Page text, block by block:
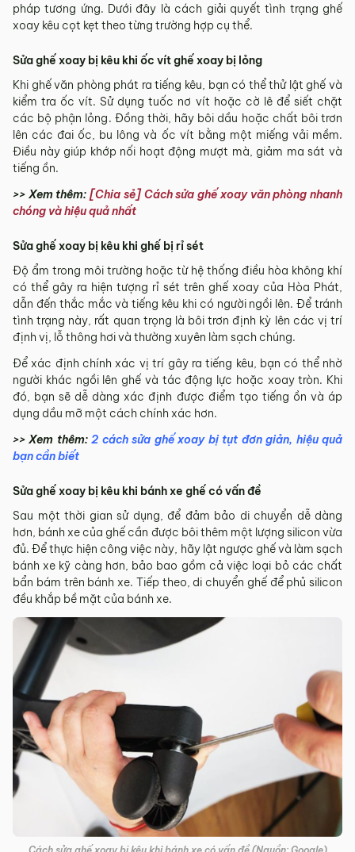
pháp tương ứng. Dưới đây là cách giải quyết tình trạng ghế
xoay kêu cọt kẹt theo từng trường hợp cụ thể.
Sửa ghế xoay bị kêu khi ốc vít ghế xoay bị lỏng
Khi ghế văn phòng phát ra tiếng kêu, bạn có thể thử lật ghế và
kiểm tra ốc vít. Sử dụng tuốc nơ vít hoặc cờ lê để siết chặt
các bộ phận lỏng. Đồng thời, hãy bôi dầu hoặc chất bôi trơn
lên các đai ốc, bu lông và ốc vít bằng một miếng vải mềm.
Điều này giúp khớp nối hoạt động mượt mà, giảm ma sát và
tiếng ồn.
>> Xem thêm:[Chia sẻ] Cách sửa ghế xoay văn phòng nhanh
chóng và hiệu quả nhất
Sửa ghế xoay bị kêu khi ghế bị rỉ sét
Độ ẩm trong môi trường hoặc từ hệ thống điều hòa không khí
có thể gây ra hiện tượng rỉ sét trên ghế xoay của Hòa Phát,
dẫn đến thắc mắc và tiếng kêu khi có người ngồi lên. Để tránh
tình trạng này, rất quan trọng là bôi trơn định kỳ lên các vị trí
định vị, lỗ thông hơi và thường xuyên làm sạch chúng.
Để xác định chính xác vị trí gây ra tiếng kêu, bạn có thể nhờ
người khác ngồi lên ghế và tác động lực hoặc xoay tròn. Khi
đó, bạn sẽ dễ dàng xác định được điểm tạo tiếng ồn và áp
dụng dầu mỡ một cách chính xác hơn.
>> Xem thêm:2 cách sửa ghế xoay bị tụt đơn giản, hiệu quả
bạn cần biết
Sửa ghế xoay bị kêu khi bánh xe ghế có vấn đề
Sau một thời gian sử dụng, để đảm bảo di chuyển dễ dàng
hơn, bánh xe của ghế cần được bôi thêm một lượng silicon vừa
đủ. Để thực hiện công việc này, hãy lật ngược ghế và làm sạch
bánh xe kỹ càng hơn, bảo bao gồm cả việc loại bỏ các chất
bẩn bám trên bánh xe. Tiếp theo, di chuyển ghế để phủ silicon
đều khắp bề mặt của bánh xe.